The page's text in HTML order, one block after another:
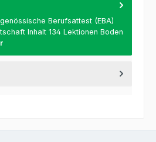
Berufsattest (EBA)
Inhalt 134 Lektionen Boden